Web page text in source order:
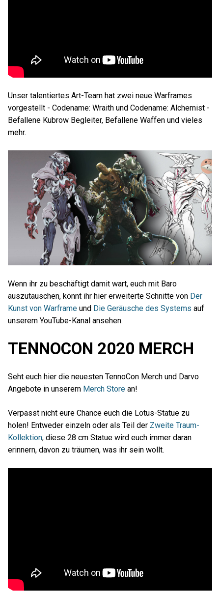
Unser talentiertes Art-Team hat zwei neue Warframes
vorgestellt - Codename: Wraith und Codename: Alchemist -
Befallene Kubrow Begleiter, Befallene Waffen und vieles
mehr.
Wenn ihr zu beschäftigt damit wart, euch mit Baro
auszutauschen, könnt ihr hier erweiterte Schnitte von Der
Kunst von Warframe und Die Geräusche des Systems auf
unserem YouTube-Kanal ansehen.
TENNOCON 2020 MERCH
Seht euch hier die neuesten TennoCon Merch und Darvo
Angebote in unserem Merch Store an!
Verpasst nicht eure Chance euch die Lotus-Statue zu
holen! Entweder einzeln oder als Teil der Zweite Traum-
Kollektion, diese 28 cm Statue wird euch immer daran
erinnern, davon zu träumen, was ihr sein wollt.